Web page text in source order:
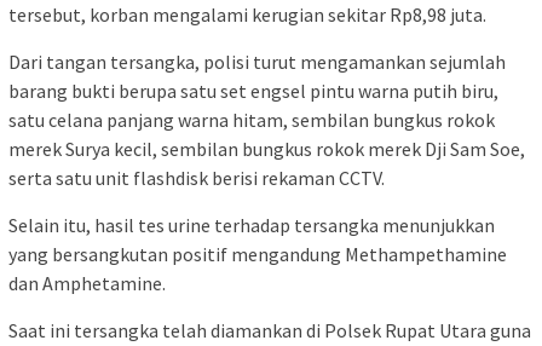
tersebut, korban mengalami kerugian sekitar Rp8,98 juta.
Dari tangan tersangka, polisi turut mengamankan sejumlah
barang bukti berupa satu set engsel pintu warna putih biru,
satu celana panjang warna hitam, sembilan bungkus rokok
merek Surya kecil, sembilan bungkus rokok merek Dji Sam Soe,
serta satu unit flashdisk berisi rekaman CCTV.
Selain itu, hasil tes urine terhadap tersangka menunjukkan
yang bersangkutan positif mengandung Methampethamine
dan Amphetamine.
Saat ini tersangka telah diamankan di Polsek Rupat Utara guna